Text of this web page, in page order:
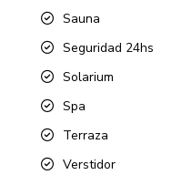
Sauna
Seguridad 24hs
Solarium
Spa
Terraza
Verstidor